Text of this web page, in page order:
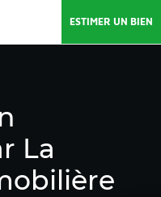
ESTIMER UN BIEN
La